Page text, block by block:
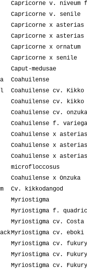
Capricorne v. niveum
Capricorne v. senile
Capricorne x asterias
Capricorne x asterias
Capricorne x ornatum
Capricorne x senile
Caput-medusae
Coahuilense
Coahuilense cv. Kikko
Coahuilense cv. kikko
Coahuilense cv. onzuka
Coahuilense f.
Coahuilense x asterias
Coahuilense x
Coahuilense x
microfloccosus
Coahuilense x Onzuka
Cv. kikkodangod
Myriostigma
Myriostigma f.
Myriostigma cv. Costa
Myriostigma cv. eboki
Myriostigma cv.
Myriostigma cv.
Myriostigma cv.